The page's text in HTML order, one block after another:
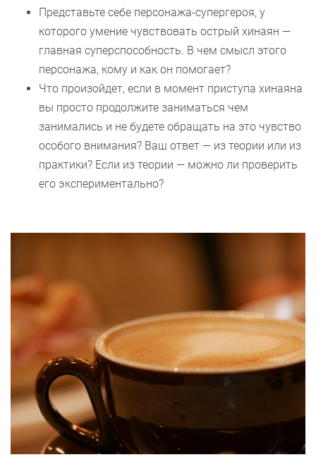
Представьте себе персонажа-супергероя, у
которого умение чувствовать острый хинаян —
главная суперспособность. В чем смысл этого
персонажа, кому и как он помогает?
Что произойдет, если в момент приступа хинаяна
вы просто продолжите заниматься чем
занимались и не будете обращать на это чувство
особого внимания? Ваш ответ — из теории или из
практики? Если из теории — можно ли проверить
его экспериментально?